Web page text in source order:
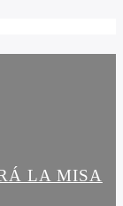
LA MISA